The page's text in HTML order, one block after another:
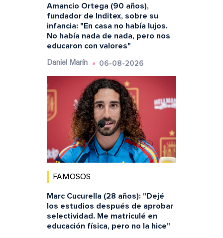
Amancio Ortega (90 años),
fundador de Inditex, sobre su
infancia: "En casa no había lujos.
No había nada de nada, pero nos
educaron con valores"
Daniel Marín 06-08-2026
FAMOSOS
Marc Cucurella (28 años): "Dejé
los estudios después de aprobar
selectividad. Me matriculé en
educación física, pero no la hice"